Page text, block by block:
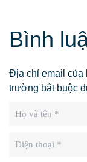
Bình
Địa chỉ email của
trường bắt buộc